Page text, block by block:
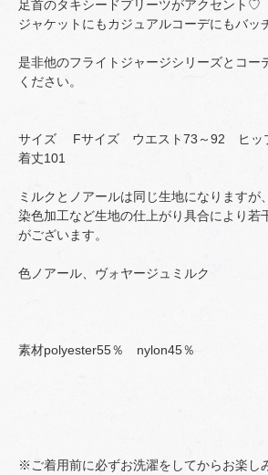
足首のタキシードプリーツがアクセント♡
ジャケットにもカジュアルコーデにもバッ
是非他のフライトジャージシリーズとコー
ください。
サイズ Fサイズ ウエスト73～92 ヒ
着丈101
ミルクとノアールは同じ生地になりますが、
染色加工など生地の仕上がり具合により若
がございます。
色ノアール、ヴォヤージュミルク
素材polyester55％ nylon45％
※ご着用前に必ずお洗濯をしてからお楽し